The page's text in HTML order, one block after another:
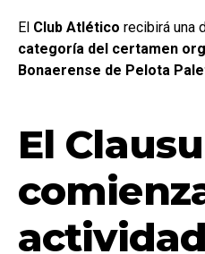
El Club Atlético recibirá una
categoría del certamen
Bonaerense de Pelota
El